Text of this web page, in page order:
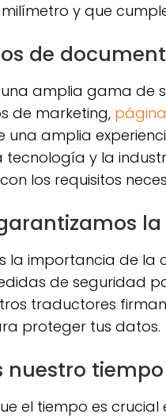
y que
de
amplia gama de
de marketing,
una amplia
tecnología y la
los requisitos
la importancia de la
de seguridad
traductores
proteger tus datos.
nuestro
el tiempo es